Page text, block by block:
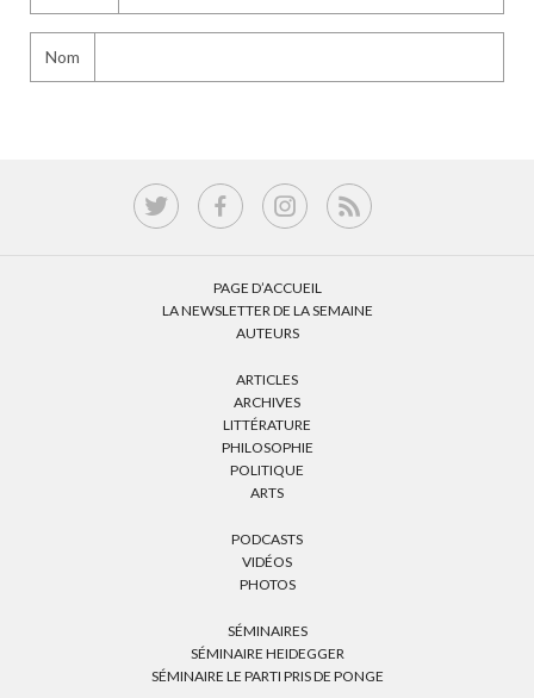
Nom
PAGE D’ACCUEIL
LA NEWSLETTER DE LA SEMAINE
AUTEURS
ARTICLES
ARCHIVES
LITTÉRATURE
PHILOSOPHIE
POLITIQUE
ARTS
PODCASTS
VIDÉOS
PHOTOS
SÉMINAIRES
SÉMINAIRE HEIDEGGER
SÉMINAIRE LE PARTI PRIS DE PONGE